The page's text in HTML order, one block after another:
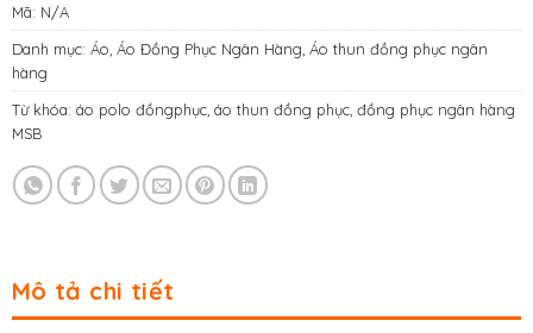
Mã: N/A
Danh mục: Áo Áo Đồng Phục Ngân Hàng Áo thun đồng phục ngân
hàng
Từ khóa: áo polo đồngphục, áo thun đồng phục, đồng phục ngân hàng
MSB
Mô tả chi tiết